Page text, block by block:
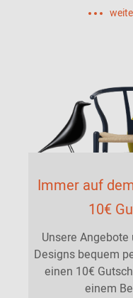
Immer auf
10€
Unsere
Designs bequem
einen 10€
einem